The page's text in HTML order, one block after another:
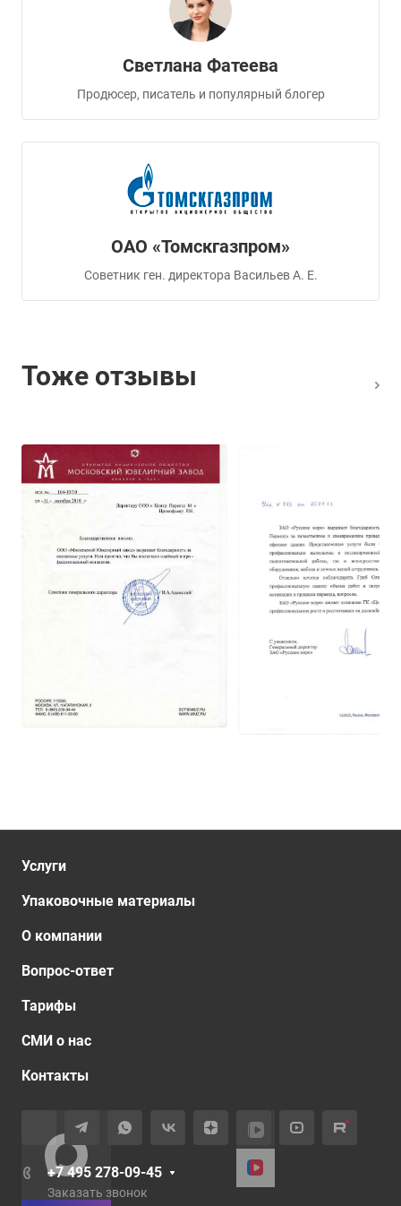
Светлана Фатеева
Продюсер, писатель и популярный блогер
ОАО «Томскгазпром»
Советник ген. директора Васильев А. Е.
Тоже отзывы
Услуги
Упаковочные материалы
О компании
Вопрос-ответ
Тарифы
СМИ о нас
Контакты
+7 495 278-09-45
Заказать звонок